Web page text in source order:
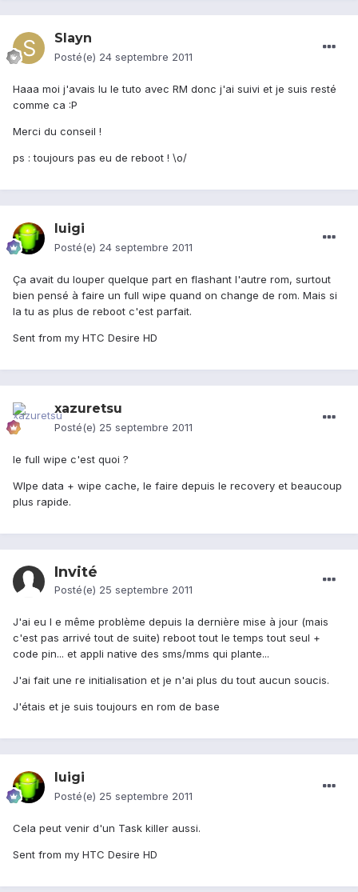
Slayn
Posté(e) 24 septembre 2011
Haaa moi j'avais lu le tuto avec RM donc j'ai suivi et je suis resté
comme ca :P
Merci du conseil !
ps : toujours pas eu de reboot ! \o/
luigi
Posté(e) 24 septembre 2011
Ça avait du louper quelque part en flashant l'autre rom, surtout
bien pensé à faire un full wipe quand on change de rom. Mais si
la tu as plus de reboot c'est parfait.
Sent from my HTC Desire HD
xazuretsu
Posté(e) 25 septembre 2011
le full wipe c'est quoi ?
WIpe data + wipe cache, le faire depuis le recovery et beaucoup
plus rapide.
Invité
Posté(e) 25 septembre 2011
J'ai eu l e même problème depuis la dernière mise à jour (mais
c'est pas arrivé tout de suite) reboot tout le temps tout seul +
code pin... et appli native des sms/mms qui plante...
J'ai fait une re initialisation et je n'ai plus du tout aucun soucis.
J'étais et je suis toujours en rom de base
luigi
Posté(e) 25 septembre 2011
Cela peut venir d'un Task killer aussi.
Sent from my HTC Desire HD